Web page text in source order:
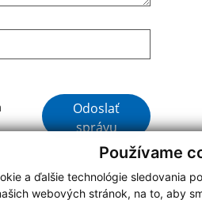
Používame
a ďalšie technológie sledovania
webových stránok, na to, aby
Google reCaptcha Response
Odoslať
správu